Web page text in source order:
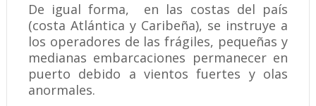
De igual forma, en las costas del país
(costa Atlántica y Caribeña), se instruye a
los operadores de las frágiles, pequeñas y
medianas embarcaciones permanecer en
puerto debido a vientos fuertes y olas
anormales.